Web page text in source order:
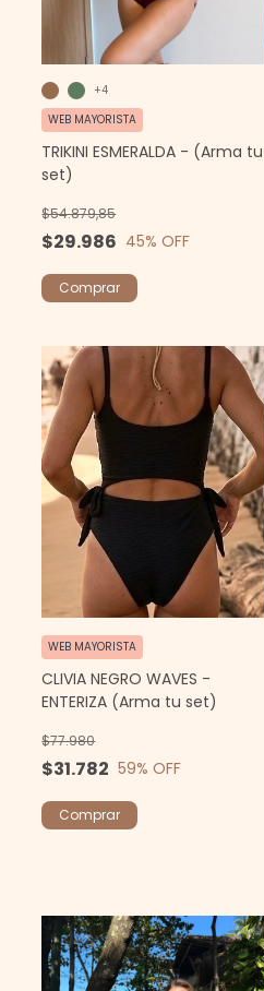
TRIKINI ESMERALDA - (Arma tu
set)
$29.986
$54.879,85
45% OFF
WEB MAYORISTA
+4
Comprar
CLIVIA NEGRO WAVES -
ENTERIZA (Arma tu set)
$31.782
$77.980
59% OFF
WEB MAYORISTA
Comprar